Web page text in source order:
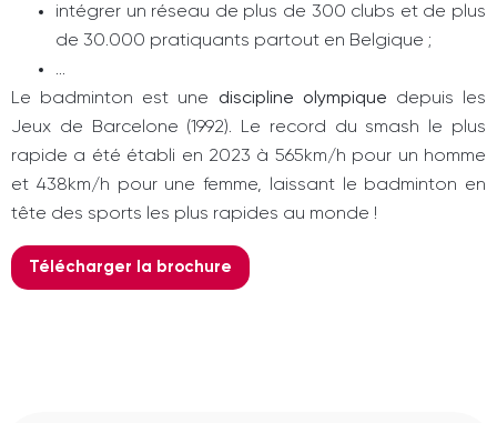
intégrer un réseau de plus de 300 clubs et de plus
de 30.000 pratiquants partout en Belgique ;
…
Le badminton est une discipline olympique depuis les
Jeux de Barcelone (1992). Le record du smash le plus
rapide a été établi en 2023 à 565km/h pour un homme
et 438km/h pour une femme, laissant le badminton en
tête des sports les plus rapides au monde !
Télécharger la brochure